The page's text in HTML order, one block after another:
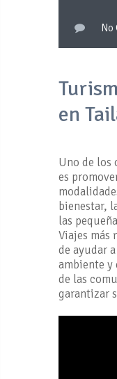
en
Uno de los
es
bienestar,
las
Viajes más
de ayudar
ambiente y
de las
garantizar